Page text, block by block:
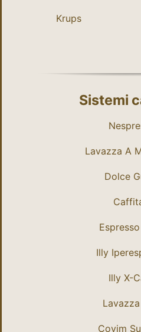
Krups
Sistemi
Lavazza A
Dolce
Illy
Illy X-
Covim